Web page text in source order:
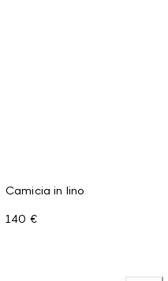
Camicia in lino
140 €